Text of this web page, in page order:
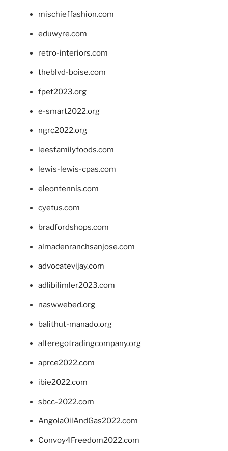
mischieffashion.com
eduwyre.com
retro-interiors.com
theblvd-boise.com
fpet2023.org
e-smart2022.org
ngrc2022.org
leesfamilyfoods.com
lewis-lewis-cpas.com
eleontennis.com
cyetus.com
bradfordshops.com
almadenranchsanjose.com
advocatevijay.com
adlibilimler2023.com
naswwebed.org
balithut-manado.org
alteregotradingcompany.org
aprce2022.com
ibie2022.com
sbcc-2022.com
AngolaOilAndGas2022.com
Convoy4Freedom2022.com